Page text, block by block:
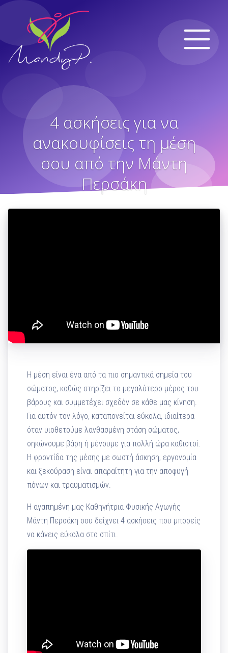
4 ασκήσεις για να
ανακουφίσεις τη μέση
σου από την Μάντη
Περσάκη
Η μέση είναι ένα από τα πιο σημαντικά σημεία του
σώματος, καθώς στηρίζει το μεγαλύτερο μέρος του
βάρους και συμμετέχει σχεδόν σε κάθε μας κίνηση.
Για αυτόν τον λόγο, καταπονείται εύκολα, ιδιαίτερα
όταν υιοθετούμε λανθασμένη στάση σώματος,
σηκώνουμε βάρη ή μένουμε για πολλή ώρα καθιστοί.
Η φροντίδα της μέσης με σωστή άσκηση, εργονομία
και ξεκούραση είναι απαραίτητη για την αποφυγή
πόνων και τραυματισμών.
Η αγαπημένη μας Καθηγήτρια Φυσικής Αγωγής
Μάντη Περσάκη σου δείχνει 4 ασκήσεις που μπορείς
να κάνεις εύκολα στο σπίτι.